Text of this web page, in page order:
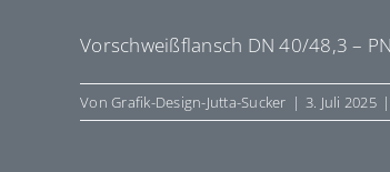
Vorschweißflansch DN 40/48,3 –
VonGrafik-Design-Jutta-Sucker | 3. Juli 2025 |